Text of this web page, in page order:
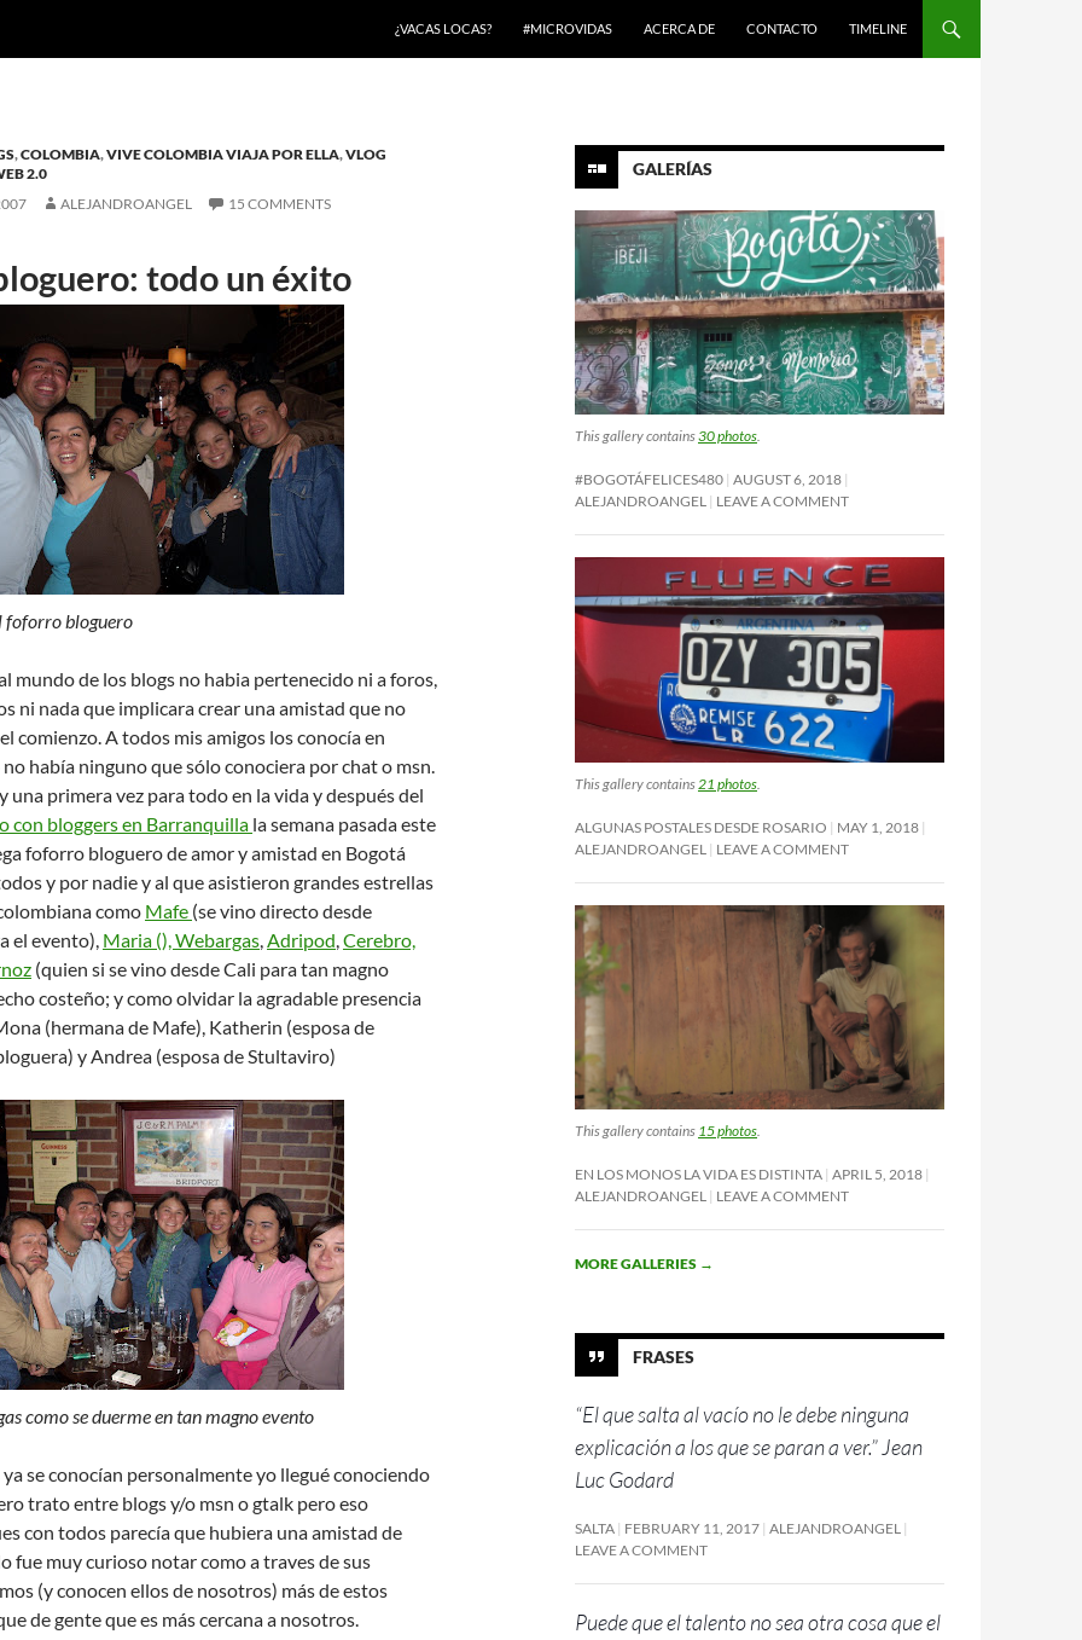
¿VACAS LOCAS? #MICROVIDAS ACERCA DE CONTACTO TIMELINE
,COLOMBIA,VIVE COLOMBIA VIAJA POR ELLA,VLOG
2.0
ALEJANDROANGEL 15 COMMENTS
todo un éxito
foforro bloguero
mundo de los blogs no habia pertenecido ni a foros,
ni nada que implicara crear una amistad que no
comienzo. A todos mis amigos los conocía en
había ninguno que sólo conociera por chat o msn.
una primera vez para todo en la vida y después del
con bloggers en Barranquilla la semana pasada este
foforro bloguero de amor y amistad en Bogotá
y por nadie y al que asistieron grandes estrellas
como Mafe (se vino directo desde
el evento), Maria (), Webargas,Adripod,Cerebro,
(quien si se vino desde Cali para tan magno
costeño; y como olvidar la agradable presencia
(hermana de Mafe), Katherin (esposa de
y Andrea (esposa de Stultaviro)
como se duerme en tan magno evento
se conocían personalmente yo llegué conociendo
trato entre blogs y/o msn o gtalk pero eso
con todos parecía que hubiera una amistad de
fue muy curioso notar como a traves de sus
(y conocen ellos de nosotros) más de estos
de gente que es más cercana a nosotros.
GALERÍAS
This gallery contains30 photos.
#BOGOTÁFELICES480 AUGUST 6, 2018
ALEJANDROANGEL LEAVE A COMMENT
This gallery contains 21 photos
ALGUNAS POSTALES DESDE ROSARIO
MAY 1, 2018
ALEJANDROANGEL
LEAVE A COMMENT
This gallery contains 15 photos.
EN LOS MONOS LA VIDA ES DISTINTA APRIL 5, 2018
ALEJANDROANGEL LEAVE A COMMENT
MORE GALLERIES →
FRASES
“El que salta al vacío no le debe ninguna
explicación a los que se paran a ver.” Jean
Luc Godard
SALTA FEBRUARY 11, 2017 ALEJANDROANGEL
LEAVE A COMMENT
Puede que el talento no sea otra cosa que el